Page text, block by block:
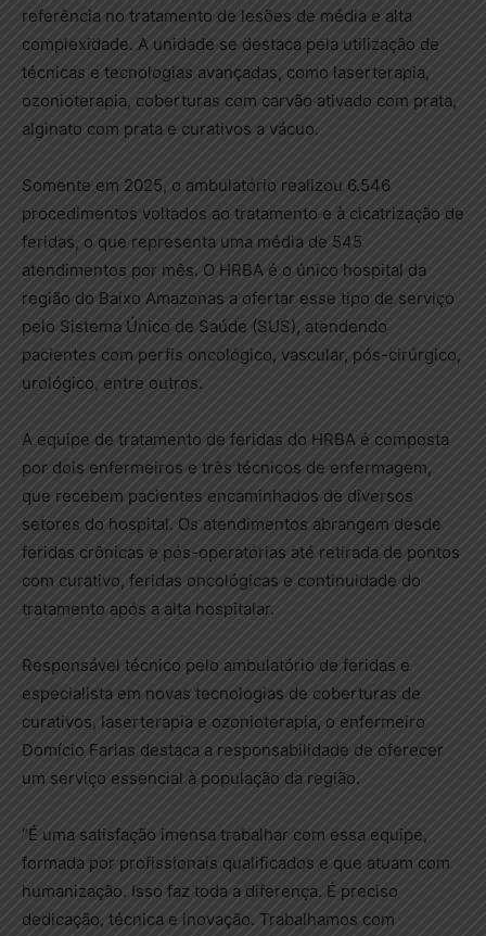
referência no tratamento de lesões de média e alta
complexidade. A unidade se destaca pela utilização de
técnicas e tecnologias avançadas, como laserterapia,
ozonioterapia, coberturas com carvão ativado com prata,
alginato com prata e curativos a vácuo.
Somente em 2025, o ambulatório realizou 6.546
procedimentos voltados ao tratamento e à cicatrização de
feridas, o que representa uma média de 545
atendimentos por mês. O HRBA é o único hospital da
região do Baixo Amazonas a ofertar esse tipo de serviço
pelo Sistema Único de Saúde (SUS), atendendo
pacientes com perfis oncológico, vascular, pós-cirúrgico,
urológico, entre outros.
A equipe de tratamento de feridas do HRBA é composta
por dois enfermeiros e três técnicos de enfermagem,
que recebem pacientes encaminhados de diversos
setores do hospital. Os atendimentos abrangem desde
feridas crônicas e pós-operatórias até retirada de pontos
com curativo, feridas oncológicas e continuidade do
tratamento após a alta hospitalar.
Responsável técnico pelo ambulatório de feridas e
especialista em novas tecnologias de coberturas de
curativos, laserterapia e ozonioterapia, o enfermeiro
Domício Farias destaca a responsabilidade de oferecer
um serviço essencial à população da região.
“É uma satisfação imensa trabalhar com essa equipe,
formada por profissionais qualificados e que atuam com
humanização. Isso faz toda a diferença. É preciso
dedicação, técnica e inovação. Trabalhamos com